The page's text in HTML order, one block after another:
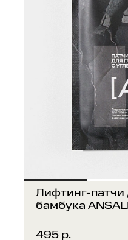
Лифтинг-патчи
бамбука
495 р.